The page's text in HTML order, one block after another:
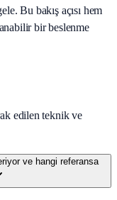
Bu bakış açısı hem
bir beslenme
edilen teknik ve
ve hangi referansa